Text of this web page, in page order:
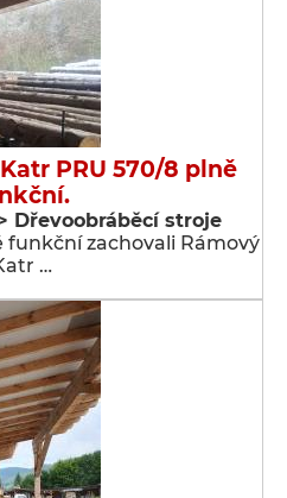
PRU 570/8 plně
Dřevoobráběcí stroje
zachovali Rámový
…